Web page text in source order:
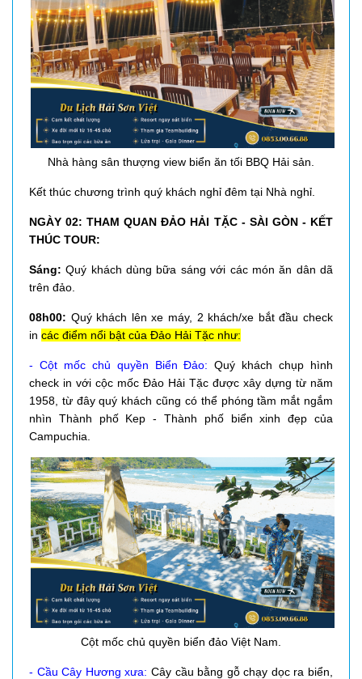
Nhà hàng sân thượng view biển ăn tối BBQ Hải sản.
Kết thúc chương trình quý khách nghỉ đêm tại Nhà nghỉ.
NGÀY 02: THAM QUAN ĐẢO HẢI TẶC - SÀI GÒN - KẾT
THÚC TOUR:
Sáng: Quý khách dùng bữa sáng với các món ăn dân dã
trên đảo.
08h00: Quý khách lên xe máy, 2 khách/xe bắt đầu check
in các điểm nổi bật của Đảo Hải Tặc như:
- Cột mốc chủ quyền Biển Đảo: Quý khách chụp hình
check in với cộc mốc Đảo Hải Tặc được xây dựng từ năm
1958, từ đây quý khách cũng có thể phóng tầm mắt ngắm
nhìn Thành phố Kep - Thành phố biển xinh đẹp của
Campuchia.
Cột mốc chủ quyền biển đảo Việt Nam.
- Cầu Cây Hương xưa: Cây cầu bằng gỗ chạy dọc ra biển,